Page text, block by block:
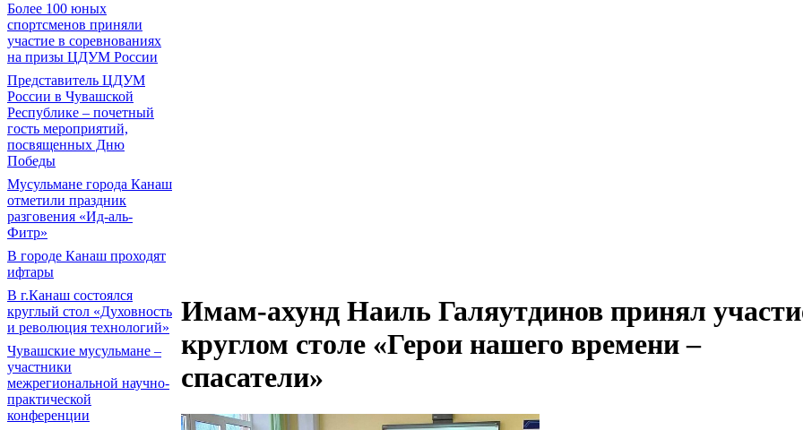
Более 100 юных
спортсменов приняли
участие в соревнованиях
на призы ЦДУМ России
Представитель ЦДУМ
России в Чувашской
Республике – почетный
гость мероприятий,
посвященных Дню
Победы
Мусульмане города Канаш
отметили праздник
разговения «Ид-аль-
Фитр»
В городе Канаш проходят
ифтары
В г.Канаш состоялся
круглый стол «Духовность
и революция технологий»
Чувашские мусульмане –
участники
межрегиональной научно-
практической
конференции
Имам-ахунд Наиль Галяутдинов принял
круглом столе «Герои нашего времени –
спасатели»